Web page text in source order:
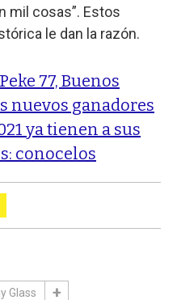
mil cosas”. Estos
le dan la razón.
77, Buenos
nuevos ganadores
ya tienen a sus
conocelos
Glass